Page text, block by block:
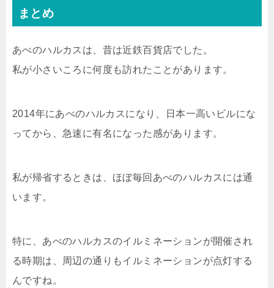
まとめ
あべのハルカスは、昔は近鉄百貨店でした。
私が小さいころに何度も訪れたことがあります。
2014年にあべのハルカスになり、日本一高いビルにな
ってから、急速に有名になった感があります。
私が帰省するときは、ほぼ毎回あべのハルカスには通
います。
特に、あべのハルカスのイルミネーションが開催され
る時期は、周辺の通りもイルミネーションが点灯する
んですね。